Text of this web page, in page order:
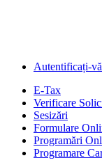
Autentificați-
E-Tax
Verificare
Sesizări
Formulare
Programări
Programare